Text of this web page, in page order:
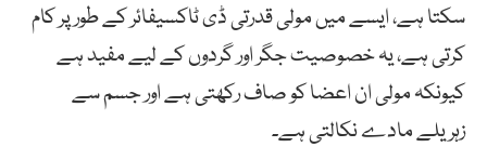
سکتا ہے، ایسے میں مولی قدرتی ڈی ٹاکسیفائر کے طور پر کام
کرتی ہے، یہ خصوصیت جگر اور گردوں کے لیے مفید ہے
کیونکہ مولی ان اعضا کو صاف رکھتی ہے اور جسم سے
زہریلے مادے نکالتی ہے۔